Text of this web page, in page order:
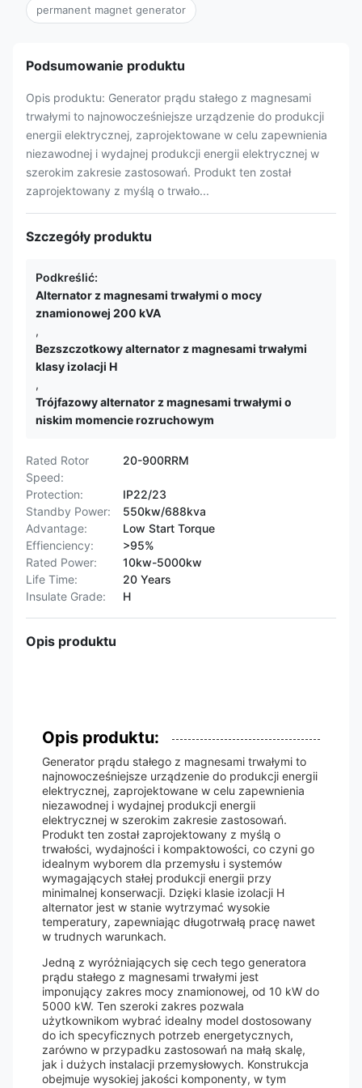
permanent magnet generator
Podsumowanie produktu
Opis produktu: Generator prądu stałego z magnesami
trwałymi to najnowocześniejsze urządzenie do produkcji
energii elektrycznej, zaprojektowane w celu zapewnienia
niezawodnej i wydajnej produkcji energii elektrycznej w
szerokim zakresie zastosowań. Produkt ten został
zaprojektowany z myślą o trwało...
Szczegóły produktu
Podkreślić:
Alternator z magnesami trwałymi o mocy
znamionowej 200 kVA
,
Bezszczotkowy alternator z magnesami trwałymi
klasy izolacji H
,
Trójfazowy alternator z magnesami trwałymi o
niskim momencie rozruchowym
Rated Rotor
Speed:
20-900RRM
Protection:
IP22/23
Standby Power:
550kw/688kva
Advantage:
Low Start Torque
Effienciency:
>95%
Rated Power:
10kw-5000kw
Life Time:
20 Years
Insulate Grade:
H
Opis produktu
Opis produktu:
Generator prądu stałego z magnesami trwałymi to
najnowocześniejsze urządzenie do produkcji energii
elektrycznej, zaprojektowane w celu zapewnienia
niezawodnej i wydajnej produkcji energii
elektrycznej w szerokim zakresie zastosowań.
Produkt ten został zaprojektowany z myślą o
trwałości, wydajności i kompaktowości, co czyni go
idealnym wyborem dla przemysłu i systemów
wymagających stałej produkcji energii przy
minimalnej konserwacji. Dzięki klasie izolacji H
alternator jest w stanie wytrzymać wysokie
temperatury, zapewniając długotrwałą pracę nawet
w trudnych warunkach.
Jedną z wyróżniających się cech tego generatora
prądu stałego z magnesami trwałymi jest
imponujący zakres mocy znamionowej, od 10 kW do
5000 kW. Ten szeroki zakres pozwala
użytkownikom wybrać idealny model dostosowany
do ich specyficznych potrzeb energetycznych,
zarówno w przypadku zastosowań na małą skalę,
jak i dużych instalacji przemysłowych. Konstrukcja
obejmuje wysokiej jakości komponenty, w tym